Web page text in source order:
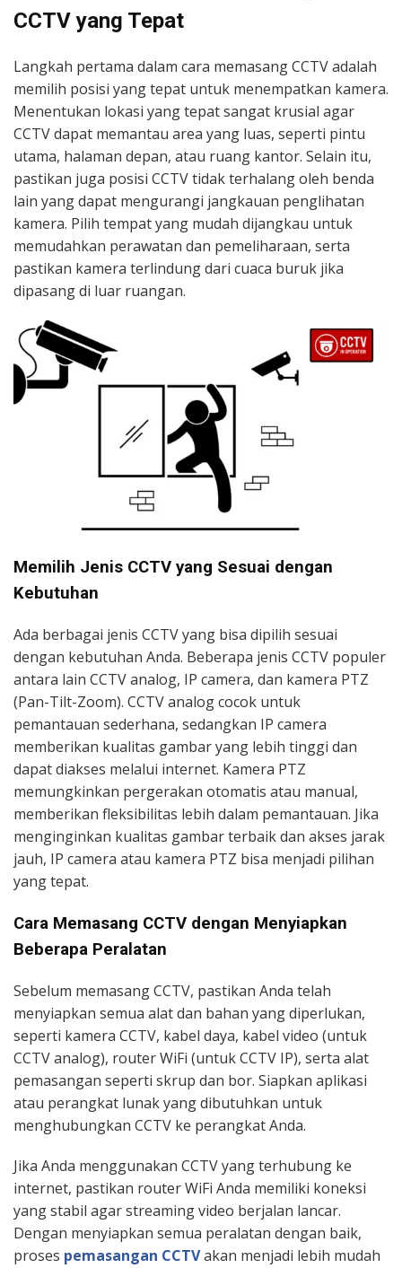
CCTV yang Tepat
Langkah pertama dalam cara memasang CCTV adalah
memilih posisi yang tepat untuk menempatkan kamera.
Menentukan lokasi yang tepat sangat krusial agar
CCTV dapat memantau area yang luas, seperti pintu
utama, halaman depan, atau ruang kantor. Selain itu,
pastikan juga posisi CCTV tidak terhalang oleh benda
lain yang dapat mengurangi jangkauan penglihatan
kamera. Pilih tempat yang mudah dijangkau untuk
memudahkan perawatan dan pemeliharaan, serta
pastikan kamera terlindung dari cuaca buruk jika
dipasang di luar ruangan.
Memilih Jenis CCTV yang Sesuai dengan
Kebutuhan
Ada berbagai jenis CCTV yang bisa dipilih sesuai
dengan kebutuhan Anda. Beberapa jenis CCTV populer
antara lain CCTV analog, IP camera, dan kamera PTZ
(Pan-Tilt-Zoom). CCTV analog cocok untuk
pemantauan sederhana, sedangkan IP camera
memberikan kualitas gambar yang lebih tinggi dan
dapat diakses melalui internet. Kamera PTZ
memungkinkan pergerakan otomatis atau manual,
memberikan fleksibilitas lebih dalam pemantauan. Jika
menginginkan kualitas gambar terbaik dan akses jarak
jauh, IP camera atau kamera PTZ bisa menjadi pilihan
yang tepat.
Cara Memasang CCTV dengan Menyiapkan
Beberapa Peralatan
Sebelum memasang CCTV, pastikan Anda telah
menyiapkan semua alat dan bahan yang diperlukan,
seperti kamera CCTV, kabel daya, kabel video (untuk
CCTV analog), router WiFi (untuk CCTV IP), serta alat
pemasangan seperti skrup dan bor. Siapkan aplikasi
atau perangkat lunak yang dibutuhkan untuk
menghubungkan CCTV ke perangkat Anda.
Jika Anda menggunakan CCTV yang terhubung ke
internet, pastikan router WiFi Anda memiliki koneksi
yang stabil agar streaming video berjalan lancar.
Dengan menyiapkan semua peralatan dengan baik,
proses pemasangan CCTVakan menjadi lebih mudah